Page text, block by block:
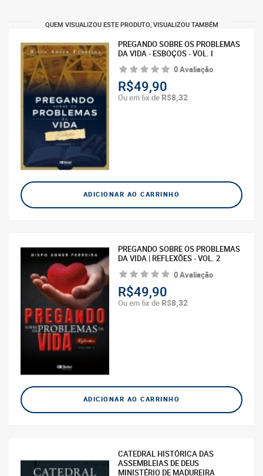
QUEM VISUALIZOU ESTE PRODUTO, VISUALIZOU TAMBÉM
PREGANDO SOBRE OS PROBLEMAS
DA VIDA - ESBOÇOS - VOL. I
0 Avaliação
R$49,90
Ou em 6x de R$8,32
ADICIONAR AO CARRINHO
PREGANDO SOBRE OS PROBLEMAS
DA VIDA | REFLEXÕES - VOL. 2
0 Avaliação
R$49,90
Ou em 6x de R$8,32
ADICIONAR AO CARRINHO
CATEDRAL HISTÓRICA DAS
ASSEMBLEIAS DE DEUS
MINISTÉRIO DE MADUREIRA